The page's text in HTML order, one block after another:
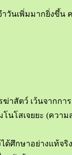
วันเพิ่มมากยิ่งขึ้น
าสัตว์ เว้นจากก
นโสเจยยะ (ควา
ด้ศึกษาอย่างแท้จ